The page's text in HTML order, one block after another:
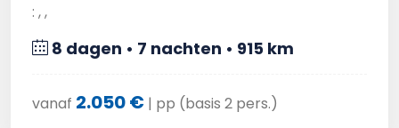
: , ,
8 dagen • 7 nachten • 915 km
vanaf 2.050 € | pp (basis 2 pers.)